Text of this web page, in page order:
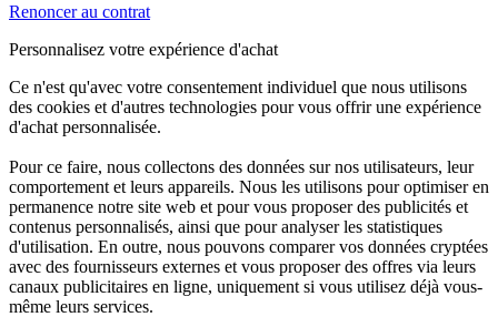
Renoncer au contrat
Personnalisez votre expérience d'achat
Ce n'est qu'avec votre consentement individuel que nous utilisons
des cookies et d'autres technologies pour vous offrir une expérience
d'achat personnalisée.
Pour ce faire, nous collectons des données sur nos utilisateurs, leur
comportement et leurs appareils. Nous les utilisons pour optimiser en
permanence notre site web et pour vous proposer des publicités et
contenus personnalisés, ainsi que pour analyser les statistiques
d'utilisation. En outre, nous pouvons comparer vos données cryptées
avec des fournisseurs externes et vous proposer des offres via leurs
canaux publicitaires en ligne, uniquement si vous utilisez déjà vous-
même leurs services.